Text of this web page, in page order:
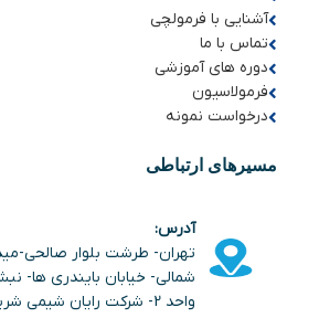
آشنایی با فرمولچی
تماس با ما
دوره های آموزشی
فرمولاسیون
درخواست نمونه
مسیرهای ارتباطی
آدرس:
تهران- طرشت بلوار صالحی-
واحد 2- شرکت رایان شیمی شریف